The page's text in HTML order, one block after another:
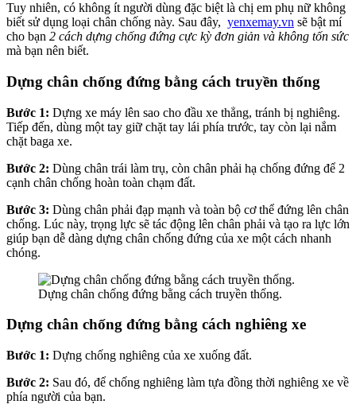
Tuy nhiên, có không ít người dùng đặc biệt là chị em phụ nữ không
biết sử dụng loại chân chống này. Sau đây, yenxemay.vn sẽ bật mí
cho bạn 2 cách dựng chống đứng cực kỳ đơn giản và không tốn sức
mà bạn nên biết.
Dựng chân chống đứng bằng cách truyền thống
Bước 1: Dựng xe máy lên sao cho đầu xe thẳng, tránh bị nghiêng.
Tiếp đến, dùng một tay giữ chặt tay lái phía trước, tay còn lại nắm
chặt baga xe.
Bước 2: Dùng chân trái làm trụ, còn chân phải hạ chống đứng để 2
cạnh chân chống hoàn toàn chạm đất.
Bước 3: Dùng chân phải đạp mạnh và toàn bộ cơ thể đứng lên chân
chống. Lúc này, trọng lực sẽ tác động lên chân phải và tạo ra lực lớn
giúp bạn dễ dàng dựng chân chống đứng của xe một cách nhanh
chóng.
Dựng chân chống đứng bằng cách truyền thống.
Dựng chân chống đứng bằng cách nghiêng xe
Bước 1: Dựng chống nghiêng của xe xuống đất.
Bước 2: Sau đó, để chống nghiêng làm tựa đồng thời nghiêng xe về
phía người của bạn.